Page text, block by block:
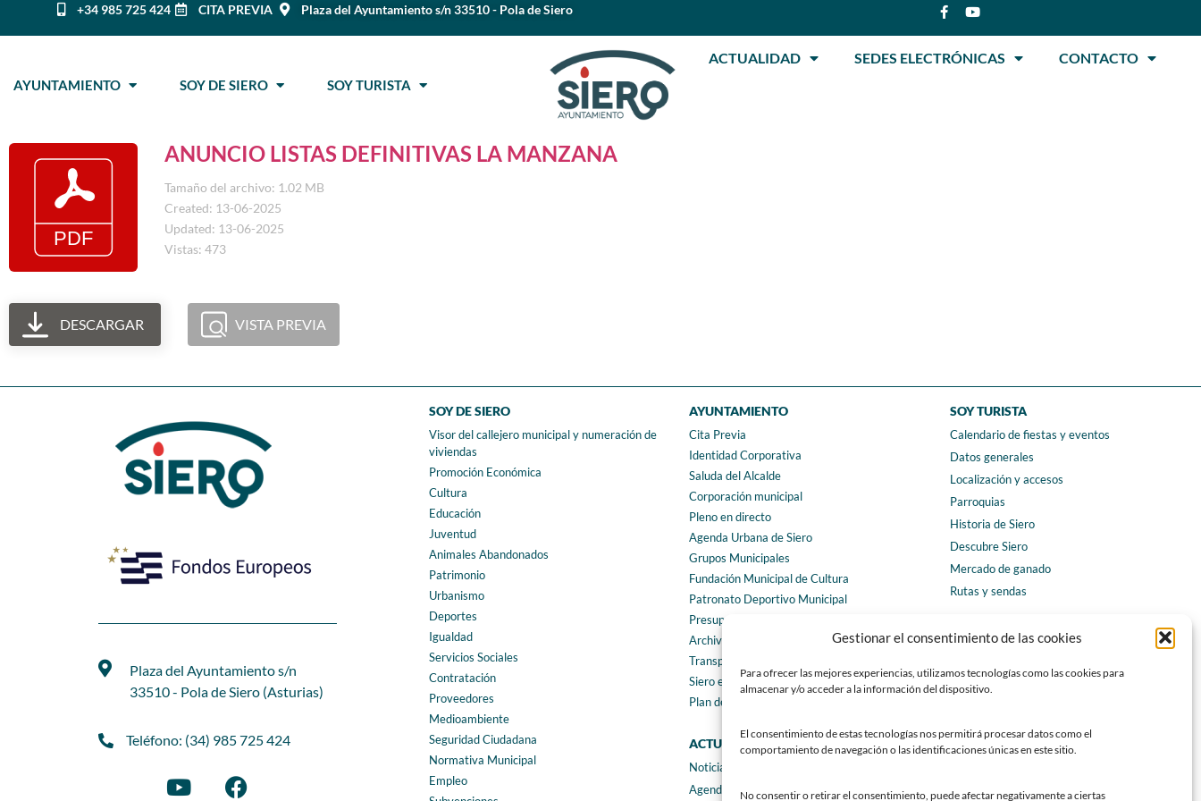
Gestionar el consentimiento de las cookies
Para ofrecer las mejores experiencias, utilizamos tecnologías como las cookies para
almacenar y/o acceder a la información del dispositivo.
El consentimiento de estas tecnologías nos permitirá procesar datos como el
comportamiento de navegación o las identificaciones únicas en este sitio.
No consentir o retirar el consentimiento, puede afectar negativamente a ciertas
+34 985 725 424 CITA PREVIA Plaza del Ayuntamiento s/n 33510 - Pola de Siero
AYUNTAMIENTO SOY DE SIERO SOY TURISTA
ACTUALIDAD SEDES ELECTRÓNICAS CONTACTO
ANUNCIO LISTAS DEFINITIVAS LA MANZANA
Tamaño del archivo: 1.02 MB
Created: 13-06-2025
Updated: 13-06-2025
Vistas: 473
DESCARGAR VISTA PREVIA
Plaza del Ayuntamiento s/n
33510 - Pola de Siero (Asturias)
Teléfono: (34) 985 725 424
SOY DE SIERO
Visor del callejero municipal y numeración de
viviendas
Promoción Económica
Cultura
Educación
Juventud
Animales Abandonados
Patrimonio
Urbanismo
Deportes
Igualdad
Servicios Sociales
Contratación
Proveedores
Medioambiente
Seguridad Ciudadana
Normativa Municipal
Empleo
AYUNTAMIENTO
Cita Previa
Identidad Corporativa
Saluda del Alcalde
Corporación municipal
Pleno en directo
Agenda Urbana de Siero
Grupos Municipales
Fundación Municipal de Cultura
Patronato Deportivo Municipal
Presupuestos municipales
Archivo municipal
Transparencia
Siero en Cifras
Plan de igualdad
ACTUALIDAD
Noticias
Agenda
SOY TURISTA
Calendario de fiestas y eventos
Datos generales
Localización y accesos
Parroquias
Historia de Siero
Descubre Siero
Mercado de ganado
Rutas y sendas
CONTACTO
Teléfonos de interés
Formulario de contacto